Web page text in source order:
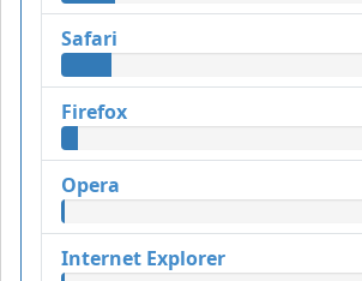
Safari
Firefox
Opera
Internet Explorer